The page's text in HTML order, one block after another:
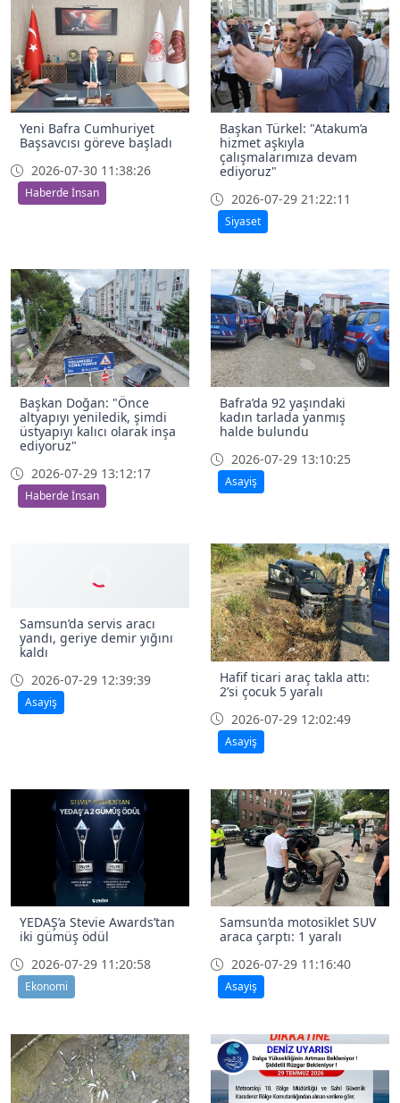
Yeni Bafra Cumhuriyet
Başsavcısı göreve başladı
2026-07-30 11:38:26
Haberde İnsan
Başkan Türkel: "Atakum’a
hizmet aşkıyla
çalışmalarımıza devam
ediyoruz"
2026-07-29 21:22:11
Siyaset
Başkan Doğan: "Önce
altyapıyı yeniledik, şimdi
üstyapıyı kalıcı olarak inşa
ediyoruz"
2026-07-29 13:12:17
Haberde İnsan
Bafra’da 92 yaşındaki
kadın tarlada yanmış
halde bulundu
2026-07-29 13:10:25
Asayiş
Samsun’da servis aracı
yandı, geriye demir yığını
kaldı
2026-07-29 12:39:39
Asayiş
Hafif ticari araç takla attı:
2’si çocuk 5 yaralı
2026-07-29 12:02:49
Asayiş
YEDAŞ’a Stevie Awards’tan
iki gümüş ödül
2026-07-29 11:20:58
Ekonomi
Samsun’da motosiklet SUV
araca çarptı: 1 yaralı
2026-07-29 11:16:40
Asayiş